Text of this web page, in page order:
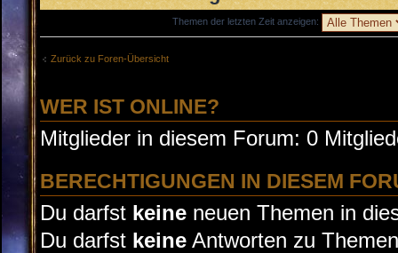
Themen der letzten Zeit anzeigen:
Zurück zu Foren-Übersicht
WER IST ONLINE?
Mitglieder in diesem Forum: 0
BERECHTIGUNGEN IN DIESEM
Du darfst keine neuen Themen in
Du darfst keine Antworten zu